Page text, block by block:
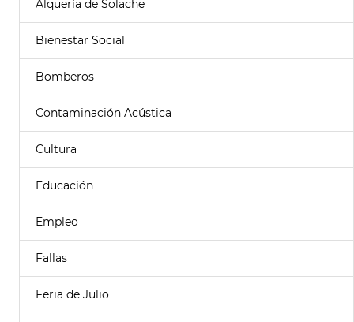
Alquería de Solache
Bienestar Social
Bomberos
Contaminación Acústica
Cultura
Educación
Empleo
Fallas
Feria de Julio